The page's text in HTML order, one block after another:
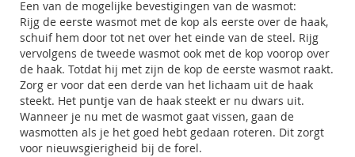
Een van de mogelijke bevestigingen van de wasmot:
Rijg de eerste wasmot met de kop als eerste over de haak,
schuif hem door tot net over het einde van de steel. Rijg
vervolgens de tweede wasmot ook met de kop voorop over
de haak. Totdat hij met zijn de kop de eerste wasmot raakt.
Zorg er voor dat een derde van het lichaam uit de haak
steekt. Het puntje van de haak steekt er nu dwars uit.
Wanneer je nu met de wasmot gaat vissen, gaan de
wasmotten als je het goed hebt gedaan roteren. Dit zorgt
voor nieuwsgierigheid bij de forel.